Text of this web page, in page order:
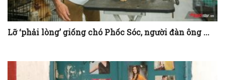
Lỡ ‘phải lòng’ giống chó Phốc Sóc, người đàn ông ...